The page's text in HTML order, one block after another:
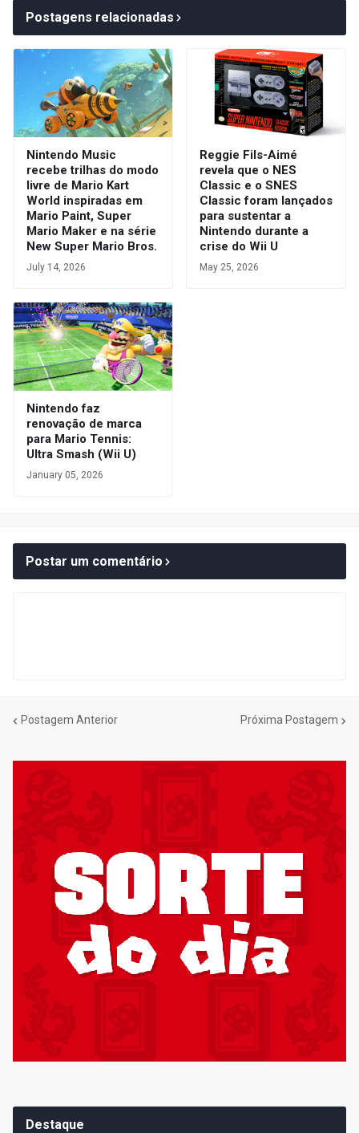
Postagens relacionadas
Nintendo Music
recebe trilhas do modo
livre de Mario Kart
World inspiradas em
Mario Paint, Super
Mario Maker e na série
New Super Mario Bros.
July 14, 2026
Reggie Fils-Aimé
revela que o NES
Classic e o SNES
Classic foram lançados
para sustentar a
Nintendo durante a
crise do Wii U
May 25, 2026
Nintendo faz
renovação de marca
para Mario Tennis:
Ultra Smash (Wii U)
January 05, 2026
Postar um comentário
Postagem Anterior Próxima Postagem
Destaque